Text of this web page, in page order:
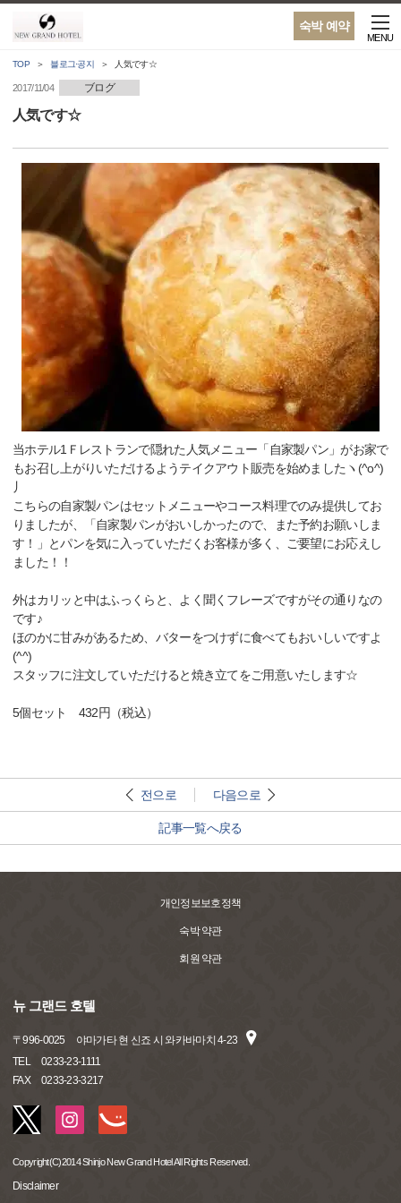
숙박 예약
MENU
TOP 블로그·공지 人気です☆
2017/11/04 ブログ
人気です☆
当ホテル1Ｆレストランで隠れた人気メニュー「自家製パン」がお家で
もお召し上がりいただけるようテイクアウト販売を始めましたヽ(^o^)
丿
こちらの自家製パンはセットメニューやコース料理でのみ提供してお
りましたが、「自家製パンがおいしかったので、また予約お願いしま
す！」とパンを気に入っていただくお客様が多く、ご要望にお応えし
ました！！
外はカリッと中はふっくらと、よく聞くフレーズですがその通りなの
です♪
ほのかに甘みがあるため、バターをつけずに食べてもおいしいですよ
(^^)
スタッフに注文していただけると焼き立てをご用意いたします☆
5個セット 432円（税込）
전으로 다음으로
記事一覧へ戻る
개인정보보호정책
숙박 약관
회원 약관
뉴 그랜드 호텔
〒996-0025
야마가타 현 신죠 시 와카바마치 4-23
TEL
0233-23-1111
FAX
0233-23-3217
Copyright(C)2014 Shinjo New Grand Hotel All Rights Reserved.
Disclaimer